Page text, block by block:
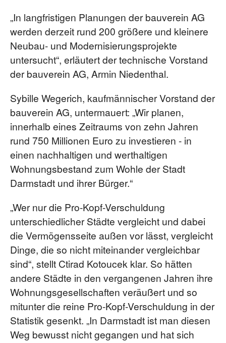
„In langfristigen Planungen der bauverein AG
werden derzeit rund 200 größere und kleinere
Neubau- und Modernisierungsprojekte
untersucht“, erläutert der technische Vorstand
der bauverein AG, Armin Niedenthal.
Sybille Wegerich, kaufmännischer Vorstand der
bauverein AG, untermauert: „Wir planen,
innerhalb eines Zeitraums von zehn Jahren
rund 750 Millionen Euro zu investieren - in
einen nachhaltigen und werthaltigen
Wohnungsbestand zum Wohle der Stadt
Darmstadt und ihrer Bürger.“
„Wer nur die Pro-Kopf-Verschuldung
unterschiedlicher Städte vergleicht und dabei
die Vermögensseite außen vor lässt, vergleicht
Dinge, die so nicht miteinander vergleichbar
sind“, stellt Ctirad Kotoucek klar. So hätten
andere Städte in den vergangenen Jahren ihre
Wohnungsgesellschaften veräußert und so
mitunter die reine Pro-Kopf-Verschuldung in der
Statistik gesenkt. „In Darmstadt ist man diesen
Weg bewusst nicht gegangen und hat sich